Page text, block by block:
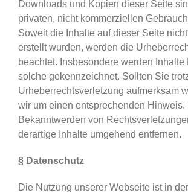
Downloads und Kopien dieser Seite
privaten, nicht kommerziellen
Soweit die Inhalte auf dieser Seite
erstellt wurden, werden die
beachtet. Insbesondere werden Inhalte
solche gekennzeichnet. Sollten Sie
Urheberrechtsverletzung aufmerksam
wir um einen entsprechenden Hinweis.
Bekanntwerden von
derartige Inhalte umgehend entfernen.
§ Datenschutz
Die Nutzung unserer Webseite ist in